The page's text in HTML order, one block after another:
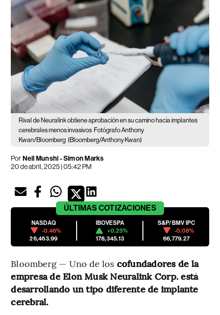
Rival de Neuralink obtiene aprobación en su camino hacia implantes
cerebrales menos invasivos Fotógrafo Anthony
Kwan/Bloomberg (Bloomberg/Anthony Kwan)
PorNeil Munshi - Simon Marks
20 de abril, 2025 | 05:42 PM
ÚLTIMAS COTIZACIONES
NASDAQ
-0.46%
26,463.99
IBOVESPA
+0.25%
178,345.13
S&P/BMV IPC
-0.08%
66,779.27
Bloomberg — Uno de los cofundadores de la
empresa de Elon Musk Neuralink Corp. está
desarrollando un tipo diferente de implante
cerebral.